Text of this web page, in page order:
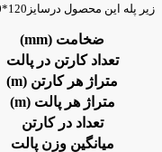
زیر پله این محصول درسایز120*20 و طرح بغل پله نیز در سایز 120*40 و در قالب دو طرف کنیک و ساده تولید شده است.
ضخامت (mm)
تعداد کارتن در پالت
متراژ هر کارتن (m)
متراژ هر پالت (m)
تعداد در کارتن
میانگین وزن پالت